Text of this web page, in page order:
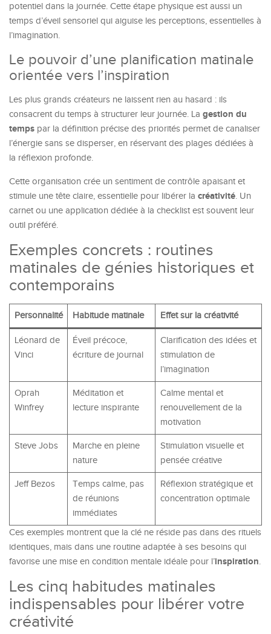
potentiel dans la journée. Cette étape physique est aussi un
temps d’éveil sensoriel qui aiguise les perceptions, essentielles à
l’imagination.
Le pouvoir d’une planification matinale
orientée vers l’inspiration
Les plus grands créateurs ne laissent rien au hasard : ils
consacrent du temps à structurer leur journée. La gestion du
temps par la définition précise des priorités permet de canaliser
l’énergie sans se disperser, en réservant des plages dédiées à
la réflexion profonde.
Cette organisation crée un sentiment de contrôle apaisant et
stimule une tête claire, essentielle pour libérer la créativité. Un
carnet ou une application dédiée à la checklist est souvent leur
outil préféré.
Exemples concrets : routines
matinales de génies historiques et
contemporains
Personnalité Habitude matinale Effet sur la créativité
Léonard de
Vinci
Éveil précoce,
écriture de journal
Clarification des idées et
stimulation de
l’imagination
Oprah
Winfrey
Méditation et
lecture inspirante
Calme mental et
renouvellement de la
motivation
Steve Jobs
Marche en pleine
nature
Stimulation visuelle et
pensée créative
Jeff Bezos
Temps calme, pas
de réunions
immédiates
Réflexion stratégique et
concentration optimale
Ces exemples montrent que la clé ne réside pas dans des rituels
identiques, mais dans une routine adaptée à ses besoins qui
favorise une mise en condition mentale idéale pour l’inspiration.
Les cinq habitudes matinales
indispensables pour libérer votre
créativité